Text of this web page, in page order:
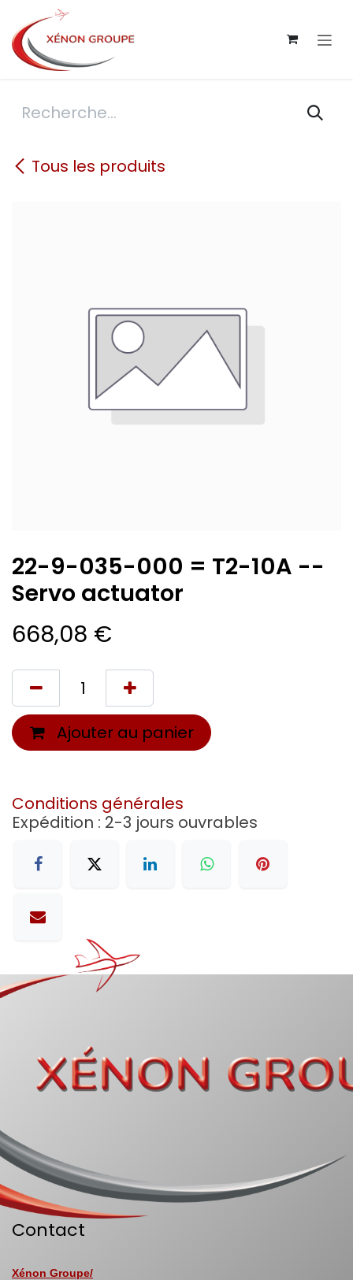
Se rendre au contenu
Tous les produits
22-9-035-000 = T2-10A --
Servo actuator
668,08 €
Ajouter au panier
Conditions générales
Expédition : 2-3 jours ouvrables
Contact
Xénon Groupe/